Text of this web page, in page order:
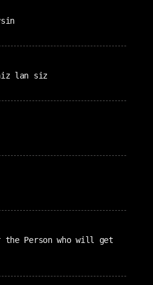
lan siz
Person who will get